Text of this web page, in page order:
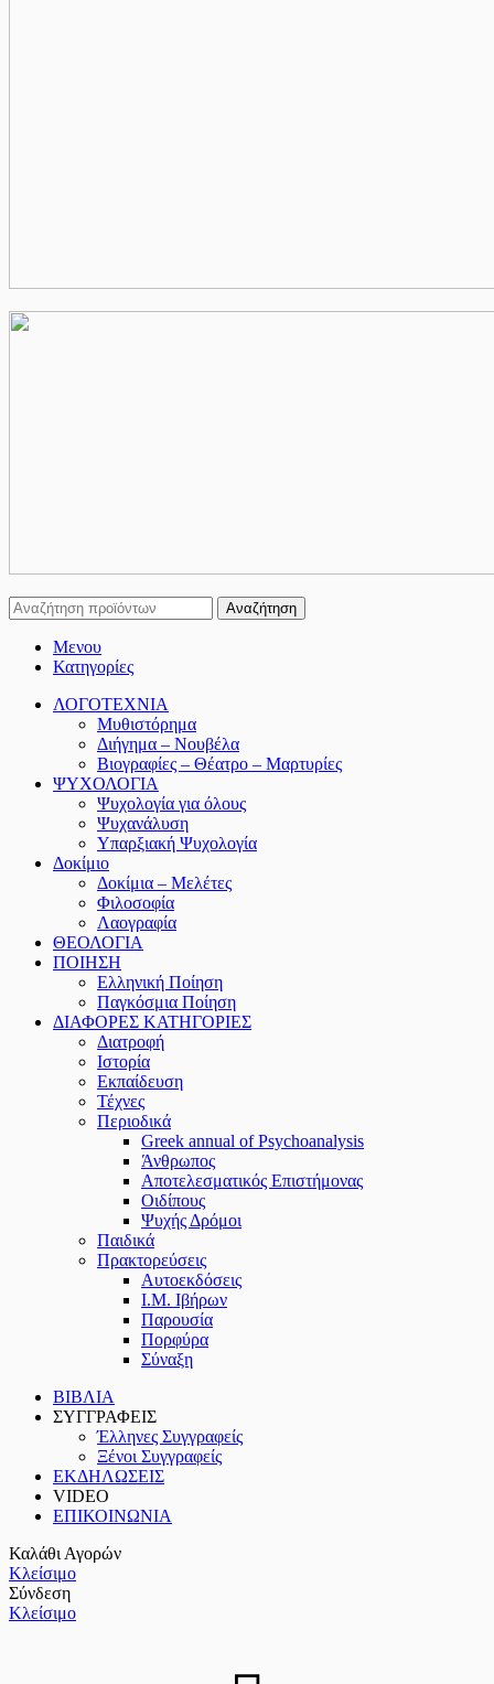
Αναζήτηση
Μενου
Κατηγορίες
ΛΟΓΟΤΕΧΝΙΑ
Μυθιστόρημα
Διήγημα – Νουβέλα
Βιογραφίες – Θέατρο – Μαρτυρίες
ΨΥΧΟΛΟΓΙΑ
Ψυχολογία για όλους
Ψυχανάλυση
Υπαρξιακή Ψυχολογία
Δοκίμιο
Δοκίμια – Μελέτες
Φιλοσοφία
Λαογραφία
ΘΕΟΛΟΓΙΑ
ΠΟΙΗΣΗ
Ελληνική Ποίηση
Παγκόσμια Ποίηση
ΔΙΑΦΟΡΕΣ ΚΑΤΗΓΟΡΙΕΣ
Διατροφή
Ιστορία
Εκπαίδευση
Τέχνες
Περιοδικά
Greek annual of Psychoanalysis
Άνθρωπος
Αποτελεσματικός Επιστήμονας
Οιδίπους
Ψυχής Δρόμοι
Παιδικά
Πρακτoρεύσεις
Αυτοεκδόσεις
Ι.Μ. Ιβήρων
Παρουσία
Πορφύρα
Σύναξη
ΒΙΒΛΙΑ
ΣΥΓΓΡΑΦΕΙΣ
Έλληνες Συγγραφείς
Ξένοι Συγγραφείς
ΕΚΔΗΛΩΣΕΙΣ
VIDEO
ΕΠΙΚΟΙΝΩΝΙΑ
Καλάθι Αγορών
Κλείσιμο
Σύνδεση
Κλείσιμο